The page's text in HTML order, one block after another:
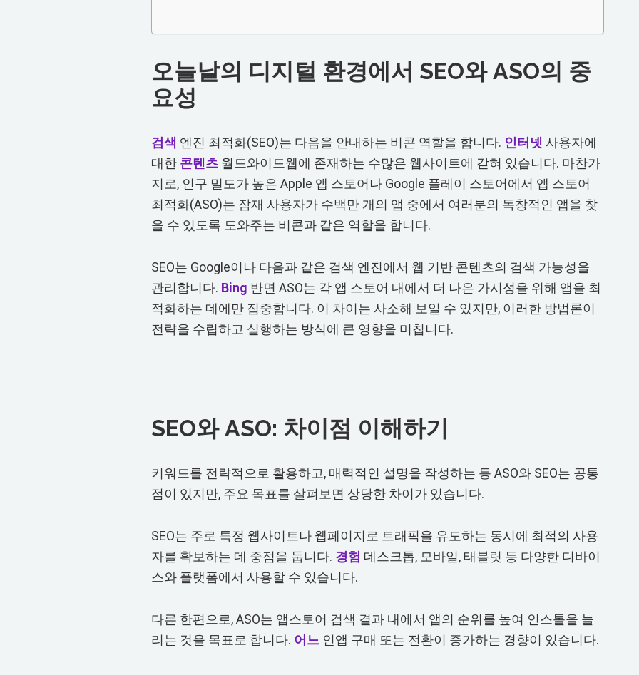
오늘날의 디지털 환경에서 SEO와 ASO의 중
요성
검색 엔진 최적화(SEO)는 다음을 안내하는 비콘 역할을 합니다. 인터넷 사용자에
대한 콘텐츠 월드와이드웹에 존재하는 수많은 웹사이트에 갇혀 있습니다. 마찬가
지로, 인구 밀도가 높은 Apple 앱 스토어나 Google 플레이 스토어에서 앱 스토어
최적화(ASO)는 잠재 사용자가 수백만 개의 앱 중에서 여러분의 독창적인 앱을 찾
을 수 있도록 도와주는 비콘과 같은 역할을 합니다.
SEO는 Google이나 다음과 같은 검색 엔진에서 웹 기반 콘텐츠의 검색 가능성을
관리합니다. Bing 반면 ASO는 각 앱 스토어 내에서 더 나은 가시성을 위해 앱을 최
적화하는 데에만 집중합니다. 이 차이는 사소해 보일 수 있지만, 이러한 방법론이
전략을 수립하고 실행하는 방식에 큰 영향을 미칩니다.
SEO와 ASO: 차이점 이해하기
키워드를 전략적으로 활용하고, 매력적인 설명을 작성하는 등 ASO와 SEO는 공통
점이 있지만, 주요 목표를 살펴보면 상당한 차이가 있습니다.
SEO는 주로 특정 웹사이트나 웹페이지로 트래픽을 유도하는 동시에 최적의 사용
자를 확보하는 데 중점을 둡니다. 경험 데스크톱, 모바일, 태블릿 등 다양한 디바이
스와 플랫폼에서 사용할 수 있습니다.
다른 한편으로, ASO는 앱스토어 검색 결과 내에서 앱의 순위를 높여 인스톨을 늘
리는 것을 목표로 합니다. 어느 인앱 구매 또는 전환이 증가하는 경향이 있습니다.